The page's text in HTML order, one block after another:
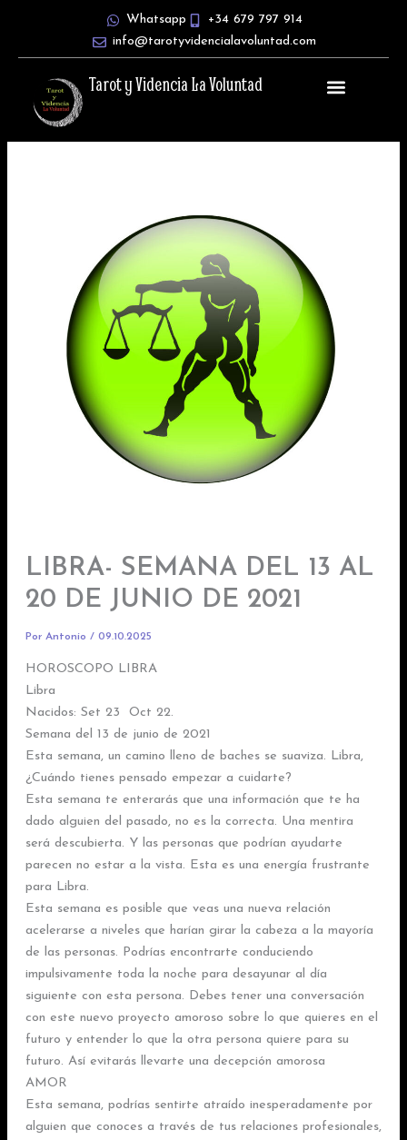
Whatsapp
+34 679 797 914
info@tarotyvidencialavoluntad.com
Tarot y Videncia La Voluntad
LIBRA- SEMANA DEL 13 AL
20 DE JUNIO DE 2021
Por Antonio / 09.10.2025
HOROSCOPO LIBRA
Libra
Nacidos: Set 23  Oct 22.
Semana del 13 de junio de 2021
Esta semana, un camino lleno de baches se suaviza. Libra,
¿Cuándo tienes pensado empezar a cuidarte?
Esta semana te enterarás que una información que te ha
dado alguien del pasado, no es la correcta. Una mentira
será descubierta. Y las personas que podrían ayudarte
parecen no estar a la vista. Esta es una energía frustrante
para Libra.
Esta semana es posible que veas una nueva relación
acelerarse a niveles que harían girar la cabeza a la mayoría
de las personas. Podrías encontrarte conduciendo
impulsivamente toda la noche para desayunar al día
siguiente con esta persona. Debes tener una conversación
con este nuevo proyecto amoroso sobre lo que quieres en el
futuro y entender lo que la otra persona quiere para su
futuro. Así evitarás llevarte una decepción amorosa
AMOR
Esta semana, podrías sentirte atraído inesperadamente por
alguien que conoces a través de tus relaciones profesionales,